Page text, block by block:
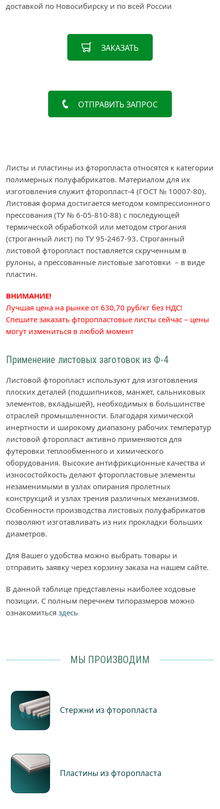
доставкой по Новосибирску и по всей России
ЗАКАЗАТЬ
ОТПРАВИТЬ ЗАПРОС
Листы и пластины из фторопласта относятся к категории
полимерных полуфабрикатов. Материалом для их
изготовления служит фторопласт-4 (ГОСТ № 10007-80).
Листовая форма достигается методом компрессионного
прессования (ТУ № 6-05-810-88) с последующей
термической обработкой или методом строгания
(строганный лист) по ТУ 95-2467-93. Строганный
листовой фторопласт поставляется скрученным в
рулоны, а прессованные листовые заготовки – в виде
пластин.
ВНИМАНИЕ!
Лучшая цена на рынке от 630,70 руб/кг без НДС!
Спешите заказать фторопластовые листы сейчас – цены
могут измениться в любой момент
Применение листовых заготовок из Ф-4
Листовой фторопласт используют для изготовления
плоских деталей (подшипников, манжет, сальниковых
элементов, вкладышей), необходимых в большинстве
отраслей промышленности. Благодаря химической
инертности и широкому диапазону рабочих температур
листовой фторопласт активно применяются для
футеровки теплообменного и химического
оборудования. Высокие антифрикционные качества и
износостойкость делают фторопластовые элементы
незаменимыми в узлах опирания пролетных
конструкций и узлах трения различных механизмов.
Особенности производства листовых полуфабрикатов
позволяют изготавливать из них прокладки больших
диаметров.
Для Вашего удобства можно выбрать товары и
отправить заявку через корзину заказа на нашем сайте.
В данной таблице представлены наиболее ходовые
позиции. С полным перечнем типоразмеров можно
ознакомиться здесь
МЫ ПРОИЗВОДИМ
Стержни из фторопласта
Пластины из фторопласта